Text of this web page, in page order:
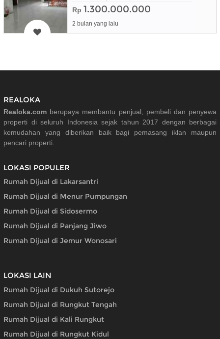
Rp 1.300.000.000
2 bulan yang lalu
REALOKA
Realoka.com berupaya membantu penjual, pembeli dan penyewa
properti di seluruh Indonesia sejak tahun 2017 dengan berbagai
kemudahan yang diberikan baik bagi pemasang iklan maupun
pencari properti.
LOKASI POPULER
Rumah Dijual di Lakarsantri
Rumah Dijual di Menur Pumpungan
Rumah Dijual di Sidosermo
Rumah Dijual di Panjang Jiwo
Rumah Dijual di Jemur Wonosari
LOKASI LAIN
Rumah Dijual di Dukuh Sutorejo
Rumah Dijual di Rungkut Tengah
Rumah Dijual di Kali Rungkut
Rumah Dijual di Rungkut Kidul